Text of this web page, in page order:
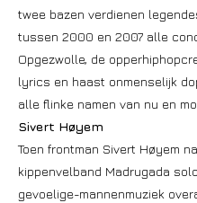
twee bazen verdienen
tussen 2000 en 2007 alle
Opgezwolle, de
lyrics en haast onmenselijk
alle flinke namen van nu en
Sivert Høyem
Toen frontman Sivert Høyem
kippenvelband Madrugada
gevoelige-mannenmuziek